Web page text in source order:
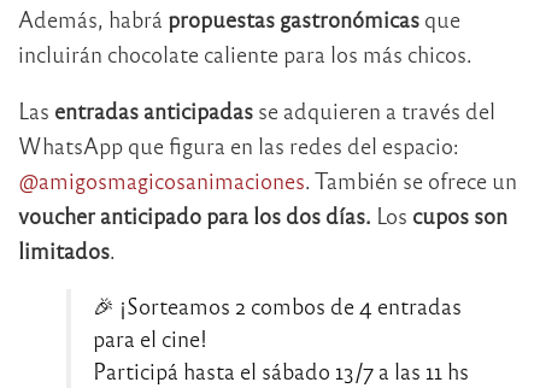
Además, habrá propuestas gastronómicas que
incluirán chocolate caliente para los más chicos.
Las entradas anticipadas se adquieren a través del
WhatsApp que figura en las redes del espacio:
@amigosmagicosanimaciones. También se ofrece un
voucher anticipado para los dos días. Los cupos son
limitados.
🎉 ¡Sorteamos 2 combos de 4 entradas
para el cine!
Participá hasta el sábado 13/7 a las 11 hs